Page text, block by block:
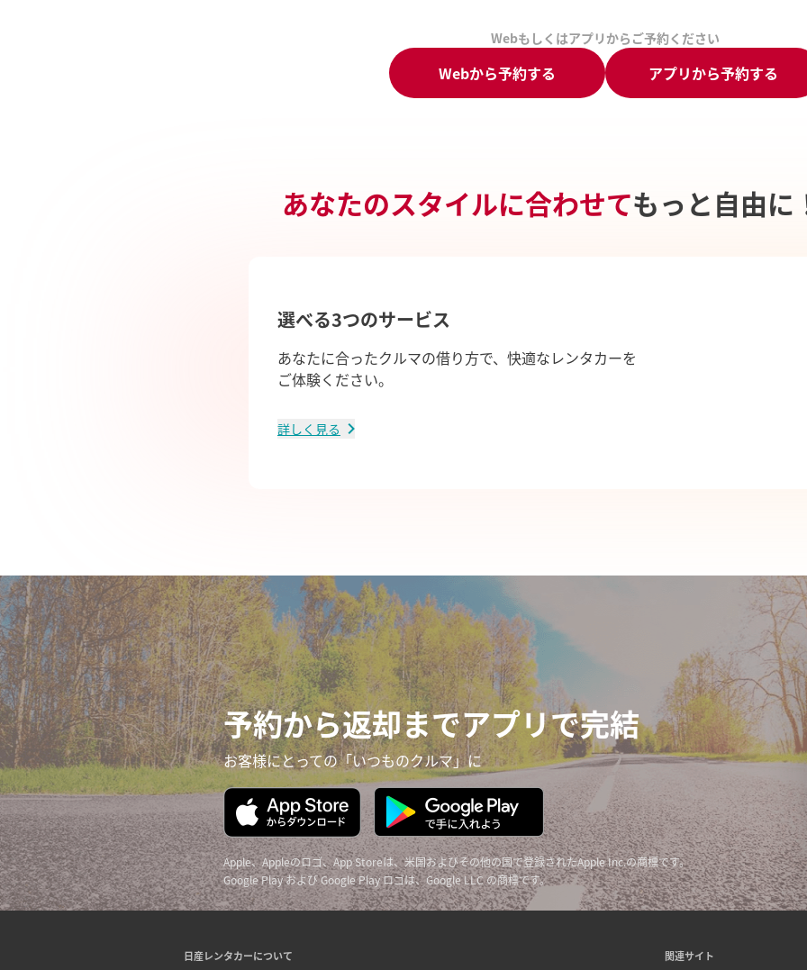
Webもしくはアプリからご予約ください
Webから予約する アプリから予約する
あなたのスタイルに合わせてもっと自由に
選べる3つのサービス
あなたに合ったクルマの借り方で、快適なレンタカーを
ご体験ください。
詳しく見る
予約から返却までアプリで完結
お客様にとっての「いつものクルマ」に
Apple、Appleのロゴ、App Storeは、米国およびその他の国で登録されたApple Inc.の商標です。
Google Play および Google Play ロゴは、Google LLC の商標です。
日産レンタカーについて 関連サイト